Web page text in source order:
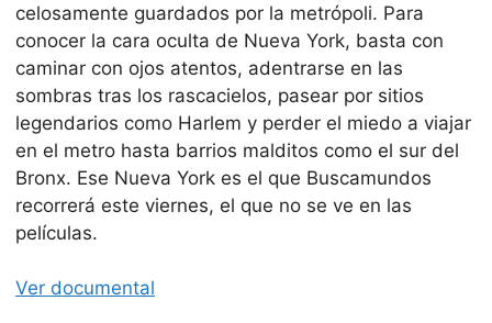
celosamente guardados por la metrópoli. Para
conocer la cara oculta de Nueva York, basta con
caminar con ojos atentos, adentrarse en las
sombras tras los rascacielos, pasear por sitios
legendarios como Harlem y perder el miedo a viajar
en el metro hasta barrios malditos como el sur del
Bronx. Ese Nueva York es el que Buscamundos
recorrerá este viernes, el que no se ve en las
películas.
Ver documental